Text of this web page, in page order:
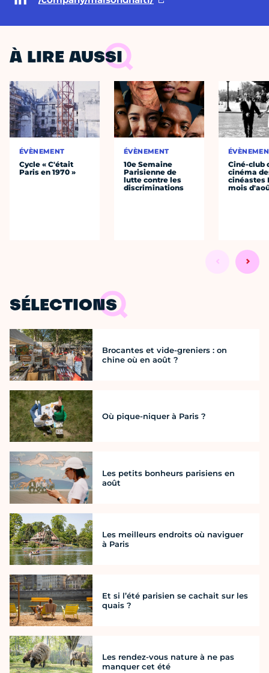
À LIRE AUSSI
ÉVÈNEMENT
Cycle « C'était
Paris en 1970 »
ÉVÈNEMENT
10e Semaine
Parisienne de
lutte contre les
discriminations
Ciné-club
cinéma
cinéastes
mois
SÉLECTIONS
Brocantes et vide-greniers : on
chine où en août ?
Où pique-niquer à Paris ?
Les petits bonheurs parisiens en
août
Les meilleurs endroits où naviguer
à Paris
Et si l’été parisien se cachait sur les
quais ?
Les rendez-vous nature à ne pas
manquer cet été